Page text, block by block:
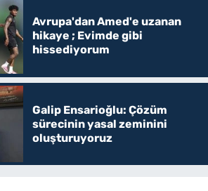
Avrupa'dan Amed'e uzanan
hikaye ; Evimde gibi
hissediyorum
Galip Ensarioğlu: Çözüm
sürecinin yasal zeminini
oluşturuyoruz